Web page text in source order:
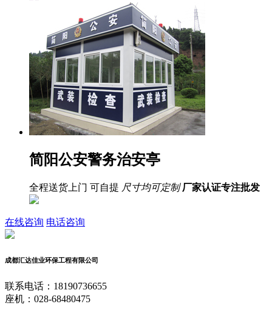
简阳公安警务治安亭
全程送货上门 可自提 尺寸均可定制 厂家认证专注批发
在线咨询 电话咨询
成都汇达佳业环保工程有限公司
联系电话：18190736655
座机：028-68480475